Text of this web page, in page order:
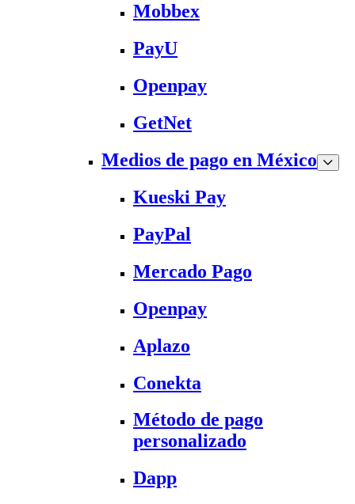
Mobbex
PayU
Openpay
GetNet
Medios de pago en México
Kueski Pay
PayPal
Mercado Pago
Openpay
Aplazo
Conekta
Método de pago
personalizado
Dapp